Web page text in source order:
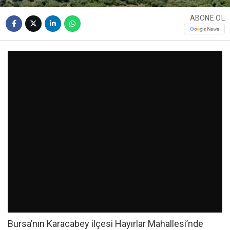
ABONE OL
Bursa’nın Karacabey ilçesi Hayırlar Mahallesi’nde